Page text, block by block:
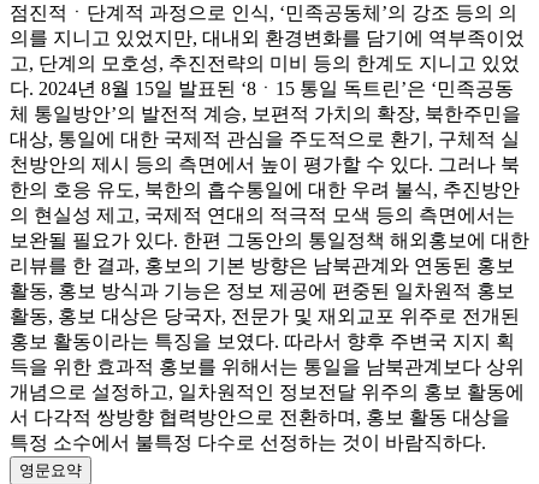
점진적ㆍ단계적 과정으로 인식, ‘민족공동체’의 강조 등의 의
의를 지니고 있었지만, 대내외 환경변화를 담기에 역부족이었
고, 단계의 모호성, 추진전략의 미비 등의 한계도 지니고 있었
다. 2024년 8월 15일 발표된 ‘8ㆍ15 통일 독트린’은 ‘민족공동
체 통일방안’의 발전적 계승, 보편적 가치의 확장, 북한주민을
대상, 통일에 대한 국제적 관심을 주도적으로 환기, 구체적 실
천방안의 제시 등의 측면에서 높이 평가할 수 있다. 그러나 북
한의 호응 유도, 북한의 흡수통일에 대한 우려 불식, 추진방안
의 현실성 제고, 국제적 연대의 적극적 모색 등의 측면에서는
보완될 필요가 있다. 한편 그동안의 통일정책 해외홍보에 대한
리뷰를 한 결과, 홍보의 기본 방향은 남북관계와 연동된 홍보
활동, 홍보 방식과 기능은 정보 제공에 편중된 일차원적 홍보
활동, 홍보 대상은 당국자, 전문가 및 재외교포 위주로 전개된
홍보 활동이라는 특징을 보였다. 따라서 향후 주변국 지지 획
득을 위한 효과적 홍보를 위해서는 통일을 남북관계보다 상위
개념으로 설정하고, 일차원적인 정보전달 위주의 홍보 활동에
서 다각적 쌍방향 협력방안으로 전환하며, 홍보 활동 대상을
특정 소수에서 불특정 다수로 선정하는 것이 바람직하다.
영문요약